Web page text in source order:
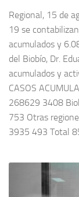
Regional, 15 de
19 se
acumulados y
del Biobío, Dr.
acumulados y
CASOS
268629 3408
753 Otras
3935 493 Total